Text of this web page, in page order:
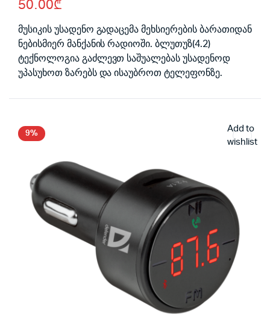
price
was:
55.00₾.
50.00₾
price
is:
50.00₾.
მუსიკის უსადენო გადაცემა მეხსიერების ბარათიდან
ნებისმიერ მანქანის რადიოში. ბლუთუზ(4.2)
ტექნოლოგია გაძლევთ საშუალებას უსადენოდ
უპასუხოთ ზარებს და ისაუბროთ ტელეფონზე.
9%
Add to
wishlist